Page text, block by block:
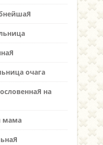
очага
на
мама